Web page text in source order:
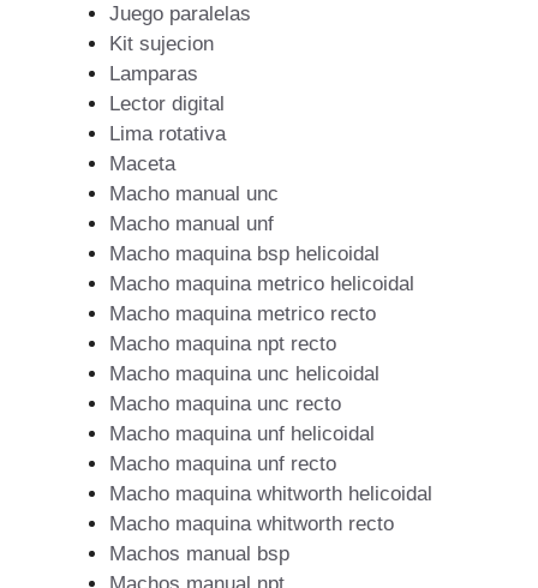
Juego paralelas
Kit sujecion
Lamparas
Lector digital
Lima rotativa
Maceta
Macho manual unc
Macho manual unf
Macho maquina bsp helicoidal
Macho maquina metrico helicoidal
Macho maquina metrico recto
Macho maquina npt recto
Macho maquina unc helicoidal
Macho maquina unc recto
Macho maquina unf helicoidal
Macho maquina unf recto
Macho maquina whitworth helicoidal
Macho maquina whitworth recto
Machos manual bsp